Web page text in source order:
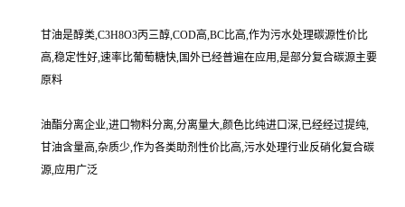
甘油是醇类,C3H8O3丙三醇,COD高,BC比高,作为污水处理碳源性价比
高,稳定性好,速率比葡萄糖快,国外已经普遍在应用,是部分复合碳源主要
原料
油酯分离企业,进口物料分离,分离量大,颜色比纯进口深,已经经过提纯,
甘油含量高,杂质少,作为各类助剂性价比高,污水处理行业反硝化复合碳
源,应用广泛